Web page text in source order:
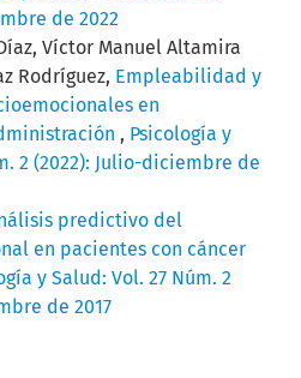
de 2022
Víctor Manuel Altamira
Rodríguez, Empleabilidad y
en
, Psicología y
2 (2022): Julio-diciembre de
predictivo del
en pacientes con cáncer
y Salud: Vol. 27 Núm. 2
de 2017